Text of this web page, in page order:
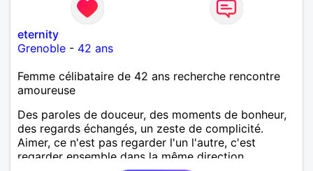
eternity
Grenoble - 42 ans
Femme célibataire de 42 ans recherche rencontre
amoureuse
Des paroles de douceur, des moments de bonheur,
des regards échangés, un zeste de complicité.
Aimer, ce n'est pas regarder l'un l'autre, c'est
regarder ensemble dans la même direction.